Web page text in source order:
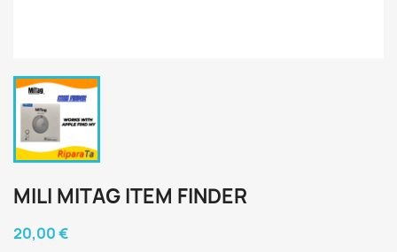
MILI MITAG ITEM FINDER
20,00 €